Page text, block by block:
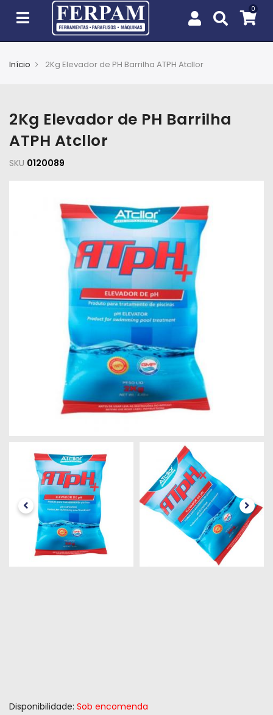
e
Jardim
EPIs
Cobertura
Ferramentas
Construção
Pneumáticos
Tintas
e
Químicos
Peças
Início 2Kg Elevador de PH Barrilha ATPH Atcllor
2Kg Elevador de PH Barrilha
ATPH Atcllor
SKU 0120089
Disponibilidade: Sob encomenda